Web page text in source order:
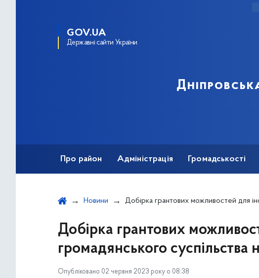
GOV.UA
Державні сайти України
Про район Адміністрація Громадськості
Новини Добірка грантових можливостей для інститутів громадянського суспільства
Добірка грантових
громадянського суспільства
Опубліковано 02 червня 2023 року о 08:38